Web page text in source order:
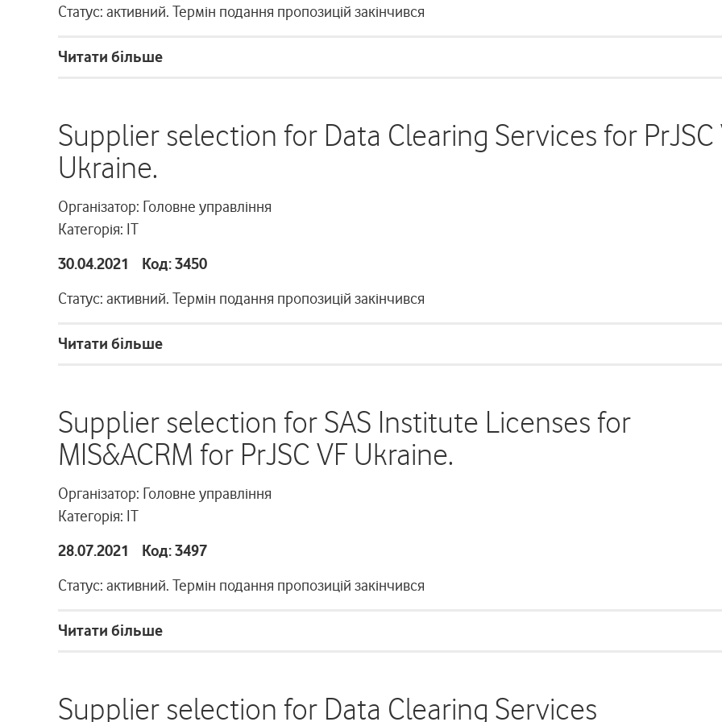
Статус: активний. Термін подання пропозицій закінчився
Читати більше
Supplier selection for Data Clearing Services for PrJSC
Ukraine.
Організатор: Головне управління
Категорія: ІТ
30.04.2021 Код: 3450
Статус: активний. Термін подання пропозицій закінчився
Читати більше
Supplier selection for SAS Institute Licenses for
MIS&ACRM for PrJSC VF Ukraine.
Організатор: Головне управління
Категорія: ІТ
28.07.2021 Код: 3497
Статус: активний. Термін подання пропозицій закінчився
Читати більше
Supplier selection for Data Clearing Services